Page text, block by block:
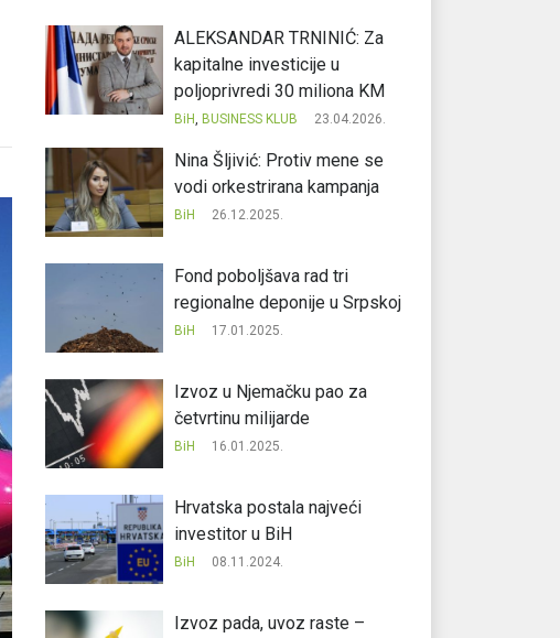
ALEKSANDAR TRNINIĆ: Za
kapitalne investicije u
poljoprivredi 30 miliona KM
BiH, BUSINESS KLUB 23.04.2026.
Nina Šljivić: Protiv mene se
vodi orkestrirana kampanja
BiH 26.12.2025.
Fond poboljšava rad tri
regionalne deponije u Srpskoj
BiH 17.01.2025.
Izvoz u Njemačku pao za
četvrtinu milijarde
BiH 16.01.2025.
Hrvatska postala najveći
investitor u BiH
BiH 08.11.2024.
Izvoz pada, uvoz raste –